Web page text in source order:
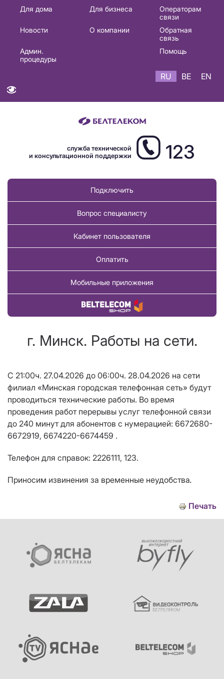
Основная
навигация
Для дома Для бизнеса
Операторам
связи
Новости
О компании
Обратная
связь
Админ.
процедуры
Помощь
RU BE EN
служба технической
и консультационной поддержки
123
Подключить
Вопрос специалисту
Кабинет пользователя
Оплатить
Мобильные приложения
Купить товар
г. Минск. Работы на сети.
С 21:00ч. 27.04.2026 до 06:00ч. 28.04.2026 на сети
филиал «Минская городская телефонная сеть» будут
проводиться технические работы. Во время
проведения работ перерывы услуг телефонной связи
до 240 минут для абонентов с нумерацией: 6672680-
6672919, 6674220-6674459 .
Телефон для справок: 2226111, 123.
Приносим извинения за временные неудобства.
Печать